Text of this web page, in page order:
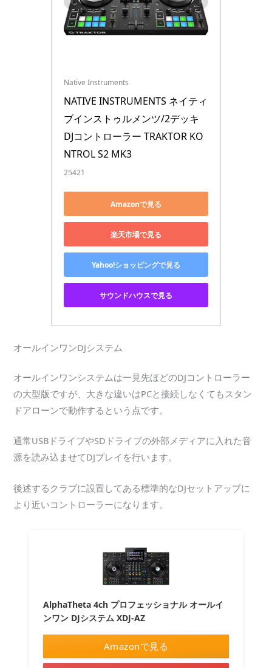
Native Instruments
NATIVE INSTRUMENTS ネイティ
ブインストゥルメンツ/2デッキ
DJコントローラー TRAKTOR KO
NTROL S2 MK3
25421
Amazonで見る
楽天市場で見る
Yahoo!ショッピングで見る
サウンドハウスで見る
オールインワンDJシステム
オールインワンシステムは一見先ほどのDJコントローラー
の大型版ですが、大きな違いはPCと接続しなくてもスタン
ドアローンで動作するという点です。
通常USBドライブやSDドライブの外部メディアに入れた音
源を読み込ませてDJプレイを行います。
後述するクラブに設置してある標準的なDJセットアップに
より近いコントローラーになります。
AlphaTheta 4ch プロフェッショナル オールイ
ンワン DJシステム XDJ-AZ
Amazonで見る